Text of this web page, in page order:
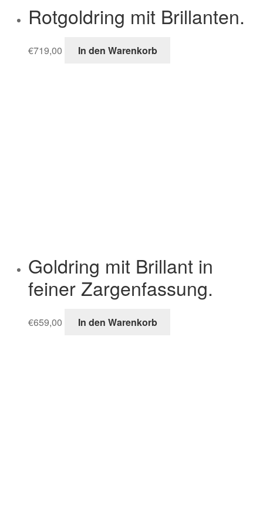
Rotgoldring mit Brillanten.
€719,00 In den Warenkorb
Goldring mit Brillant in
feiner Zargenfassung.
€659,00 In den Warenkorb